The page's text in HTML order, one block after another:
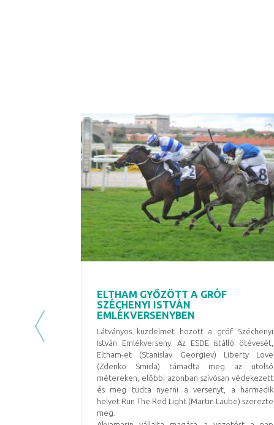
ELTHAM GYŐZÖTT A GRÓF
SZÉCHENYI ISTVÁN
EMLÉKVERSENYBEN
Látványos küzdelmet hozott a gróf Széchenyi
István Emlékverseny. Az ESDE istálló ötévesét,
Eltham-et (Stanislav Georgiev) Liberty Love
(Zdenko Smida) támadta meg az utolsó
métereken, előbbi azonban szívósan védekezett
és meg tudta nyerni a versenyt, a harmadik
helyet Run The Red Light (Martin Laube) szerezte
meg.
Previous